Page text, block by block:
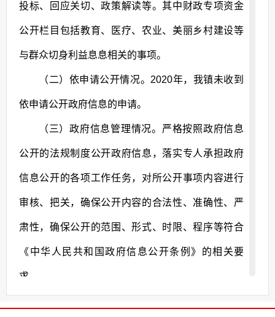
投标、回应关切、政策解读等。其中财政专项资金
公开栏目包括教育、医疗、农业、美丽乡村建设等
与群众切身利益息息相关的事项。
（二）依申请公开情况。2020年，我镇未收到
依申请公开政府信息的申请。
（三）政府信息管理情况。严格按照政府信息
公开的法规制度公开政府信息，落实专人承担政府
信息公开的各项工作任务，对所公开事项内容进行
审核、把关，确保公开内容的合法性、准确性、严
肃性，确保公开的范围、形式、时限、程序等符合
《中华人民共和国政府信息公开条例》的相关要
求。